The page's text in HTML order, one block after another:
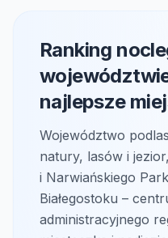
Ranking
najlepsze
Województwo
natury, lasów i
i Narwiańskiego
Białegostoku –
administracyjnego